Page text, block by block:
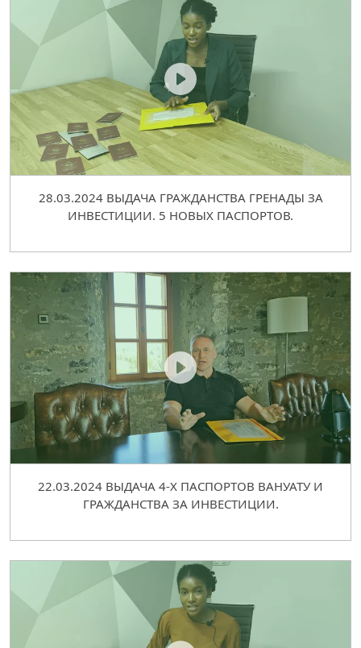
28.03.2024 ВЫДАЧА ГРАЖДАНСТВА ГРЕНАДЫ ЗА
ИНВЕСТИЦИИ. 5 НОВЫХ ПАСПОРТОВ.
22.03.2024 ВЫДАЧА 4-Х ПАСПОРТОВ ВАНУАТУ И
ГРАЖДАНСТВА ЗА ИНВЕСТИЦИИ.